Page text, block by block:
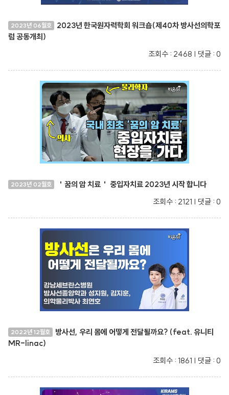
2023년 06월호
2023년 한국원자력학회 워크숍(제40차 방사선의학포
럼 공동개최)
조회수 : 2468 | 댓글 : 0
2023년 02월호
＇꿈의 암 치료＇ 중입자치료 2023년 시작 합니다
조회수 : 2121 | 댓글 : 0
2022년 12월호
방사선, 우리 몸에 어떻게 전달될까요? (feat. 유니티
MR-linac)
조회수 : 1861 | 댓글 : 0